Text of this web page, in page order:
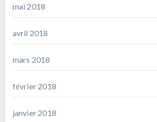
mai 2018
avril 2018
mars 2018
février 2018
janvier 2018